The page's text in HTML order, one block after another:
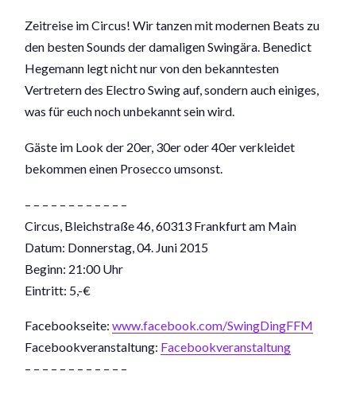
Zeitreise im Circus! Wir tanzen mit modernen Beats zu
den besten Sounds der damaligen Swingära. Benedict
Hegemann legt nicht nur von den bekanntesten
Vertretern des Electro Swing auf, sondern auch einiges,
was für euch noch unbekannt sein wird.
Gäste im Look der 20er, 30er oder 40er verkleidet
bekommen einen Prosecco umsonst.
– – – – – – – – – – – –
Circus, Bleichstraße 46, 60313 Frankfurt am Main
Datum: Donnerstag, 04. Juni 2015
Beginn: 21:00 Uhr
Eintritt: 5,-€
Facebookseite:www.facebook.com/SwingDingFFM
Facebookveranstaltung: Facebookveranstaltung
– – – – – – – – – – – –